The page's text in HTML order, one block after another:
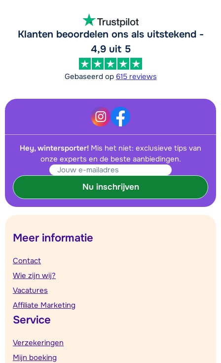
Klanten beoordelen ons als uitstekend -
4,9 uit 5
Gebaseerd op 615 reviews
Hey, wintersporter! Mis het niet: exclusieve tips van
onze experts en de beste aanbiedingen.
Nu inschrijven
Meer informatie
Contact
Wie zijn wij?
Vacatures
Affiliate Marketing
Service
Verzekeringen
Mijn boeking